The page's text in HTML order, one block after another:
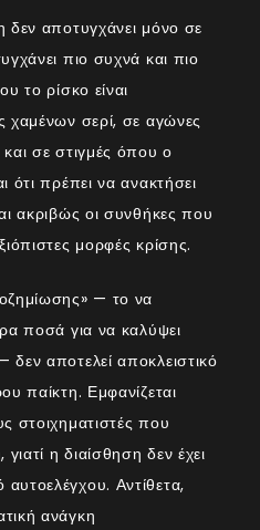
δεν αποτυγχάνει μόνο σε
πιο συχνά και πιο
το ρίσκο είναι
χαμένων σερί, σε αγώνες
σε στιγμές όπου ο
ότι πρέπει να ανακτήσει
ακριβώς οι συνθήκες που
μορφές κρίσης.
— το να
ποσά για να καλύψει
αποτελεί αποκλειστικό
παίκτη. Εμφανίζεται
στοιχηματιστές που
η διαίσθηση δεν έχει
Αντίθετα,
ανάγκη